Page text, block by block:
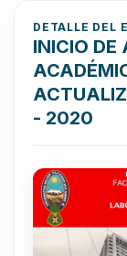
DETALLE DEL
INICIO DE
- 2020